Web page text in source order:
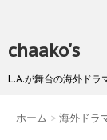
chaako's
L.A.が舞台の海外ドラ
ホーム > 海外ドラ